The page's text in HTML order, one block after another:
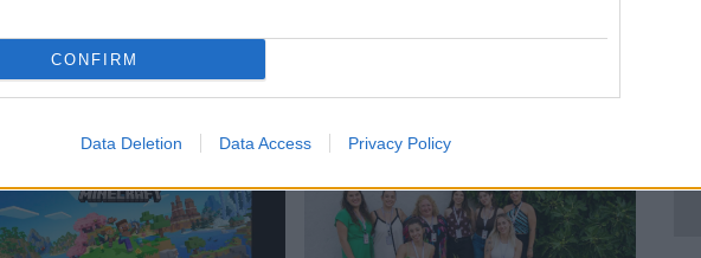
CONFIRM
Data Deletion Data Access Privacy Policy
AI μοντέλο της
ειδήσεις και μεγάλες